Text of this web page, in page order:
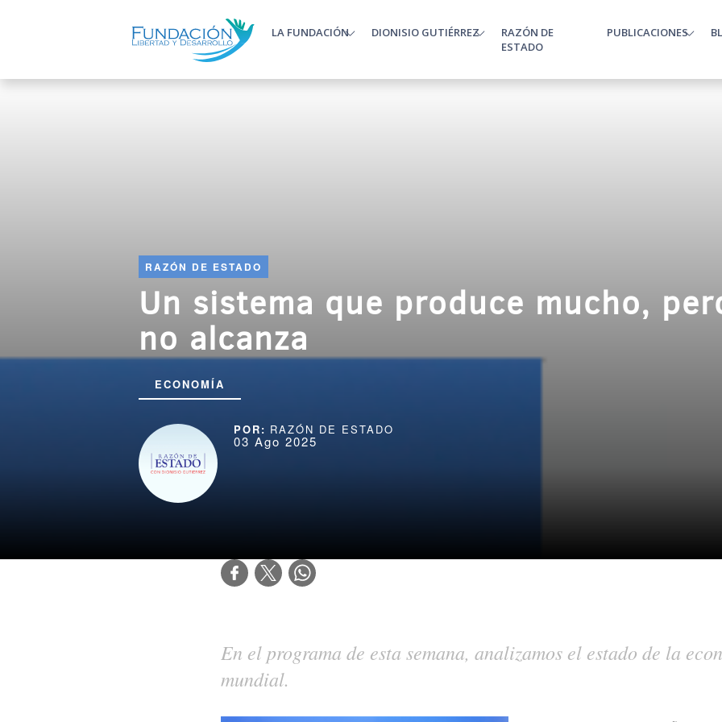
LA FUNDACIÓN DIONISIO GUTIÉRREZ
RAZÓN DE
ESTADO
PUBLICACIONES
RAZÓN DE ESTADO
Un sistema que produce mucho,
no alcanza
ECONOMÍA
RAZÓN DE ESTADO
03 Ago 2025
En el programa de esta semana, analizamos el estado de la
mundial.